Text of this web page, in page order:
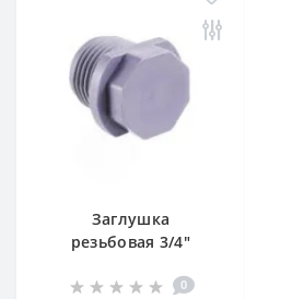
Заглушка
резьбовая 3/4"
(SLD)
0